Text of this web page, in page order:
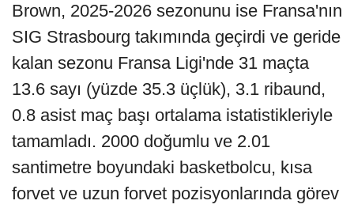
Brown, 2025-2026 sezonunu ise Fransa'nın
SIG Strasbourg takımında geçirdi ve geride
kalan sezonu Fransa Ligi'nde 31 maçta
13.6 sayı (yüzde 35.3 üçlük), 3.1 ribaund,
0.8 asist maç başı ortalama istatistikleriyle
tamamladı. 2000 doğumlu ve 2.01
santimetre boyundaki basketbolcu, kısa
forvet ve uzun forvet pozisyonlarında görev